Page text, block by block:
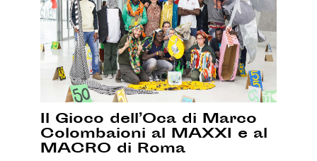
Il Gioco dell’Oca di Marco
Colombaioni al MAXXI e al
MACRO di Roma